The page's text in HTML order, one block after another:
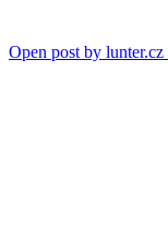
Open post by